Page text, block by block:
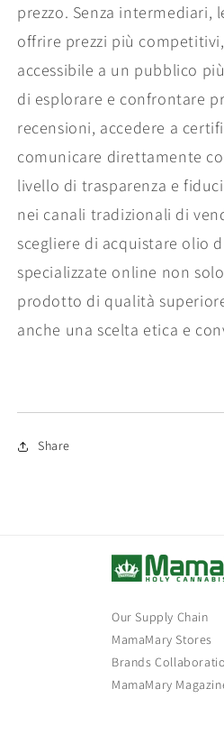
prezzo. Senza intermediari,
offrire prezzi più
accessibile a un pubblico
di esplorare e confrontare
recensioni, accedere a
comunicare direttamente
livello di trasparenza e
nei canali tradizionali di
scegliere di acquistare olio
specializzate online non
prodotto di qualità
anche una scelta etica e
Share
Our Supply Chain
MamaMary Stores
Brands
MamaMary